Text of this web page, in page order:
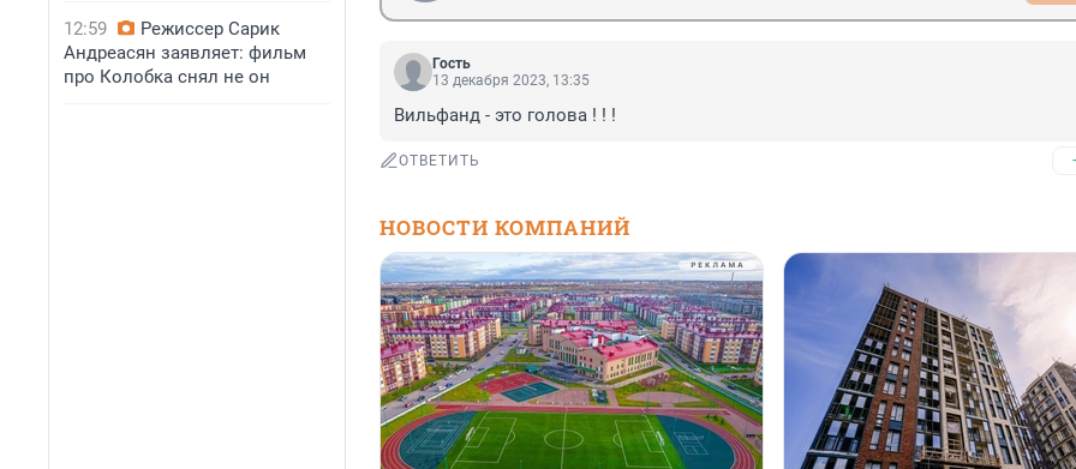
12:59
Режиссер Сарик
Андреасян заявляет: фильм
про Колобка снял не он
Гость
13 декабря 2023, 13:35
Вильфанд - это голова ! ! !
ОТВЕТИТЬ
НОВОСТИ КОМПАНИЙ